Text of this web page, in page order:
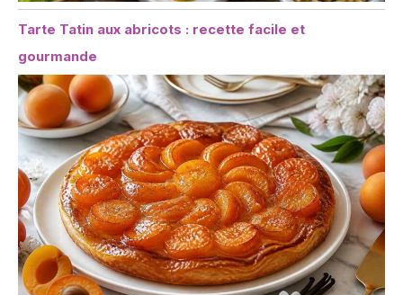
Tarte Tatin aux abricots : recette facile et
gourmande